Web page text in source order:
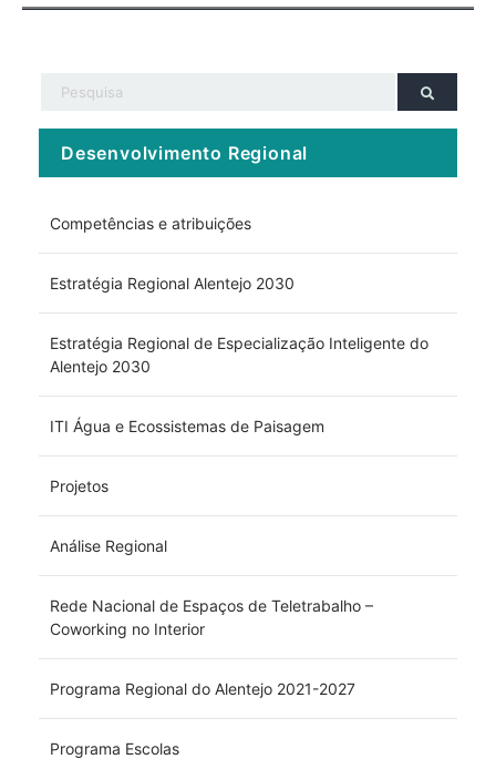
Desenvolvimento Regional
Competências e atribuições
Estratégia Regional Alentejo 2030
Estratégia Regional de Especialização Inteligente do
Alentejo 2030
ITI Água e Ecossistemas de Paisagem
Projetos
Análise Regional
Rede Nacional de Espaços de Teletrabalho –
Coworking no Interior
Programa Regional do Alentejo 2021-2027
Programa Escolas